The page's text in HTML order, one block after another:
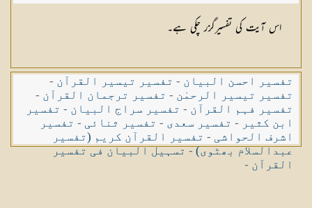
اس آیت کی تفسیرگزر چکی ہے۔
تفسیر احسن البیان - تفسیر تیسیر القرآن -
تفسیر تیسیر الرحمٰن - تفسیر ترجمان القرآن -
تفسیر فہم القرآن - تفسیر سراج البیان - تفسیر
ابن کثیر - تفسیر سعدی - تفسیر ثنائی - تفسیر
اشرف الحواشی - تفسیر القرآن کریم (تفسیر
عبدالسلام بھٹوی)-تسہیل البیان فی تفسیر
القرآن -